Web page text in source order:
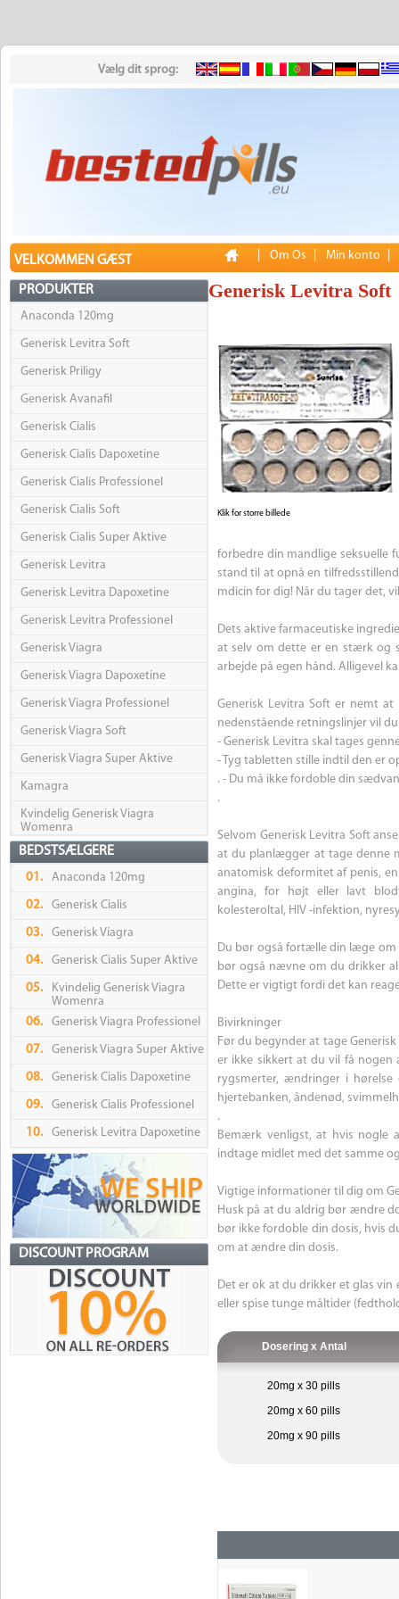
Vælg dit sprog:
VELKOMMEN GÆST Om Os Min konto
PRODUKTER
Anaconda 120mg
Generisk Levitra Soft
Generisk Priligy
Generisk Avanafil
Generisk Cialis
Generisk Cialis Dapoxetine
Generisk Cialis Professionel
Generisk Cialis Soft
Generisk Cialis Super Aktive
Generisk Levitra
Generisk Levitra Dapoxetine
Generisk Levitra Professionel
Generisk Viagra
Generisk Viagra Dapoxetine
Generisk Viagra Professionel
Generisk Viagra Soft
Generisk Viagra Super Aktive
Kamagra
Kvindelig Generisk Viagra
Womenra
BEDSTSÆLGERE
01. Anaconda 120mg
02. Generisk Cialis
03. Generisk Viagra
04. Generisk Cialis Super Aktive
05.
Kvindelig Generisk Viagra
Womenra
06.
Generisk Viagra Professionel
07. Generisk Viagra Super Aktive
08. Generisk Cialis Dapoxetine
09. Generisk Cialis Professionel
10. Generisk Levitra Dapoxetine
DISCOUNT PROGRAM
Generisk Levitra Soft
Klik for storre billede
forbedre din mandlige seksuelle
stand til at opnå en
mdicin for dig! Når du tager det,
Dets aktive farmaceutiske
at selv om dette er en stærk og
arbejde på egen hånd. Alligevel
Generisk Levitra Soft er nemt
nedenstående retningslinjer vil
- Generisk Levitra skal tages
- Tyg tabletten stille indtil den er
. - Du må ikke fordoble din
.
Selvom Generisk Levitra Soft
at du planlægger at tage denne
anatomisk deformitet af penis,
angina, for højt eller lavt
kolesteroltal, HIV -infektion,
Du bør også fortælle din læge om
bør også nævne om du drikker
Dette er vigtigt fordi det kan
Bivirkninger
Før du begynder at tage
er ikke sikkert at du vil få nogen
rygsmerter, ændringer i
hjertebanken, åndenød,
.
Bemærk venligst, at hvis nogle
indtage midlet med det samme
Vigtige informationer til dig om
Husk på at du aldrig bør ændre
bør ikke fordoble din dosis, hvis
om at ændre din dosis.
Det er ok at du drikker et glas
eller spise tunge måltider
Dosering x Antal
20mg x 30 pills
20mg x 60 pills
20mg x 90 pills